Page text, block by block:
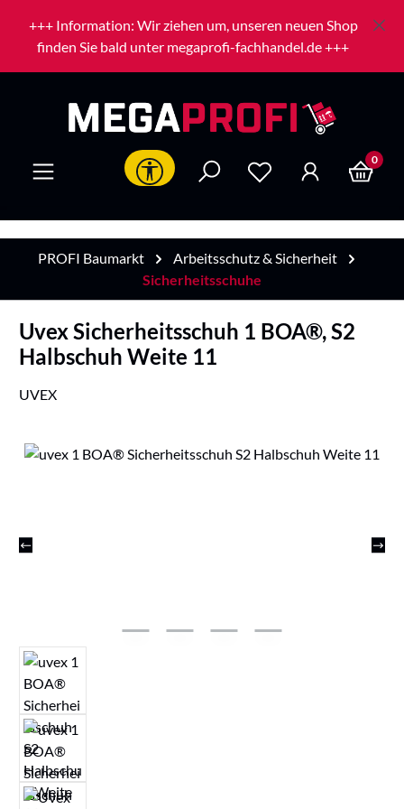
Zum Hauptinhalt springen
+++ Information: Wir ziehen um, unseren neuen Shop
finden Sie bald unter megaprofi-fachhandel.de +++
Werkzeugleiste anzeigen 0
PROFI Baumarkt
Arbeitsschutz & Sicherheit
Sicherheitsschuhe
Uvex Sicherheitsschuh 1 BOA®, S2
Halbschuh Weite 11
UVEX
Bildergalerie überspringen